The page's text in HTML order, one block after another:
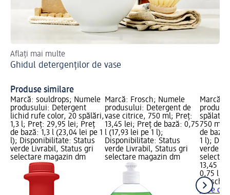
Aflați mai multe
Ghidul detergenților de vase
Produse similare
Marcă: souldrops; Numele
produsului: Detergent
lichid rufe color, 20 spălări,
1,3 l; Preț: 29,95 lei; Preț
de bază: 1,3 l (23,04 lei pe 1
l); Disponibilitate: Status
verde Livrabil, Status gri
selectare magazin dm
Marcă: Frosch; Numele
produsului: Detergent de
vase citrice, 750 ml; Preț:
13,45 lei; Preț de bază: 0,75
l (17,93 lei pe 1 l);
Disponibilitate: Status
verde Livrabil, Status gri
selectare magazin dm
Marcă:
spălat
750 ml;
de
1 l);
verde
13,45 lei
0,75 l
Frosch
vase cu